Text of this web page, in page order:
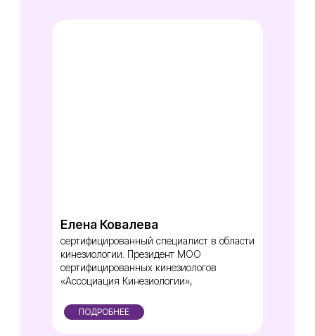
Елена Ковалева
сертифицированный специалист в области
кинезиологии. Президент МОО
сертифицированных кинезиологов
«Ассоциация Кинезиологии»,
ПОДРОБНЕЕ